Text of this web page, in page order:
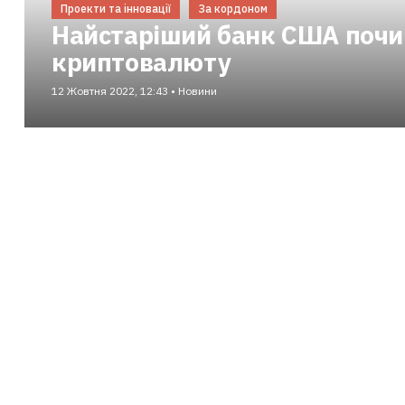
Проекти та інновації За кордоном
Найстаріший банк США
криптовалюту
12 Жовтня 2022, 12:43 • Новини